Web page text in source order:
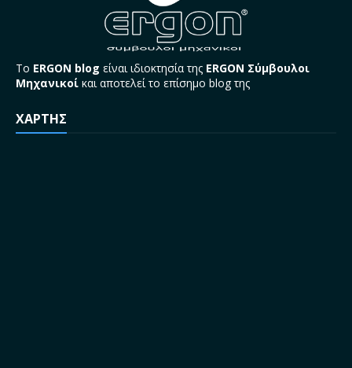
Το ERGON blog είναι ιδιοκτησία της ERGON Σύμβουλοι
Μηχανικοί και αποτελεί το επίσημο blog της
ΧΑΡΤΗΣ